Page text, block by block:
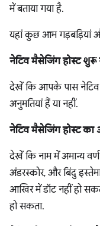
में बताया गया है.
यहां कुछ आम गड़बड़ियां
नेटिव मैसेजिंग होस्ट शुरू
देखें कि आपके पास नेटिव
अनुमतियां हैं या नहीं.
नेटिव मैसेजिंग होस्ट का
देखें कि नाम में अमान्य
अंडरस्कोर, और बिंदु
आखिर में डॉट नहीं हो
हो सकता.